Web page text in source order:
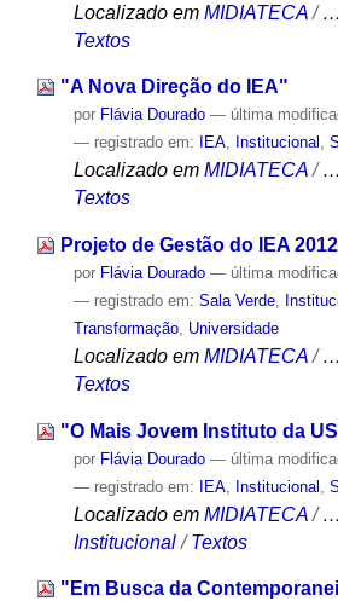
Localizado em MIDIATECA /
Textos
"A Nova Direção do IEA"
por Flávia Dourado — última
— registrado em:
IEA, Institucional ,
Localizado em MIDIATECA /
Textos
Projeto de Gestão do IEA
por Flávia Dourado — última
— registrado em: Sala Verde,
Transformação, Universidade
Localizado em MIDIATECA /
Textos
"O Mais Jovem Instituto da
por Flávia Dourado — última
— registrado em: IEA, Institucional
Localizado em MIDIATECA /
Institucional /Textos
"Em Busca da